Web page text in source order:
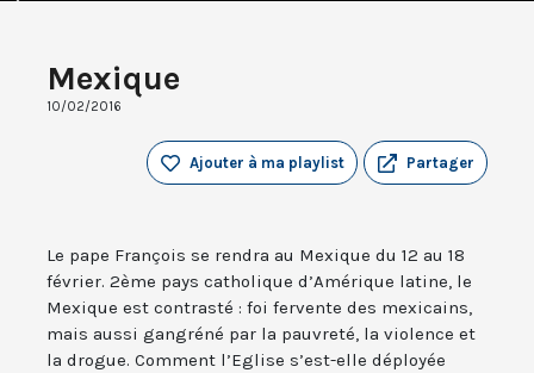
Mexique
10/02/2016
Partager
Ajouter à ma playlist
Le pape François se rendra au Mexique du 12 au 18
février. 2ème pays catholique d’Amérique latine, le
Mexique est contrasté : foi fervente des mexicains,
mais aussi gangréné par la pauvreté, la violence et
la drogue. Comment l’Eglise s’est-elle déployée